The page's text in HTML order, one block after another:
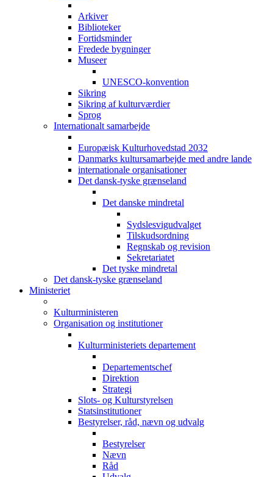
Arkiver
Biblioteker
Fortidsminder
Fredede bygninger
Museer
UNESCO-konvention
Sikring
Sikring af kulturværdier
Sprog
Internationalt samarbejde
Europæisk Kulturhovedstad 2032
Danmarks kultursamarbejde med andre lande
internationale organisationer
Det dansk-tyske grænseland
Det danske mindretal
Sydslesvigudvalget
Tilskudsordning
Regnskab og revision
Sekretariatet
Det tyske mindretal
Det dansk-tyske grænseland
Ministeriet
Kulturministeren
Organisation og institutioner
Kulturministeriets departement
Departementschef
Direktion
Strategi
Slots- og Kulturstyrelsen
Statsinstitutioner
Bestyrelser, råd, nævn og udvalg
Bestyrelser
Nævn
Råd